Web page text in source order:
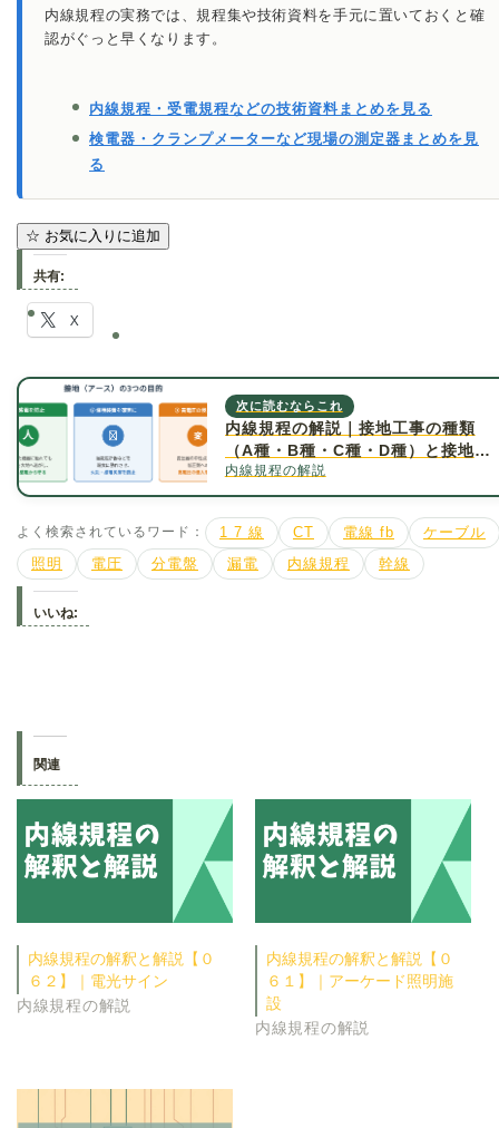
内線規程の実務では、規程集や技術資料を手元に置いておくと確
認がぐっと早くなります。
内線規程・受電規程などの技術資料まとめを見る
検電器・クランプメーターなど現場の測定器まとめを見
る
☆ お気に入りに追加
共有:
X
次に読むならこれ
内線規程の解説｜接地工事の種類
（A種・B種・C種・D種）と接地抵
抗値について詳しく解説
内線規程の解説
よく検索されているワード： 1 7 線 CT 電線 fb
ケーブル
照明
電圧 分電盤 漏電 内線規程 幹線
いいね:
関連
内線規程の解釈と解説【０
６２】｜電光サイン
内線規程の解説
内線規程の解釈と解説【０
６１】｜アーケード照明施
設
内線規程の解説